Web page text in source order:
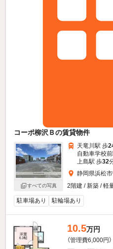
コーポ柳沢Ｂの賃貸物件
すべての写真
天竜川駅 歩
自動車学校
上島駅 歩32
静岡県浜松
2階建 / 新築 / 軽
駐車場あり 駐輪場あり
10.5万円
（管理費6,000円）